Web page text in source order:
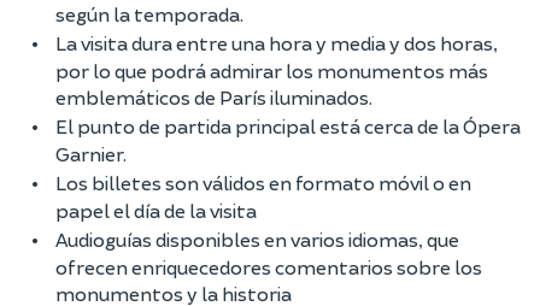
según la temporada.
La visita dura entre una hora y media y dos horas,
por lo que podrá admirar los monumentos más
emblemáticos de París iluminados.
El punto de partida principal está cerca de la Ópera
Garnier.
Los billetes son válidos en formato móvil o en
papel el día de la visita
Audioguías disponibles en varios idiomas, que
ofrecen enriquecedores comentarios sobre los
monumentos y la historia